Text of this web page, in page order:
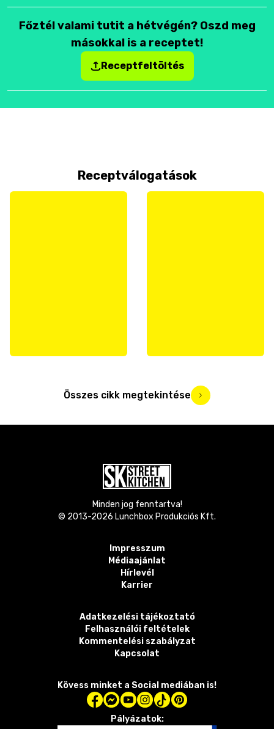
Főztél valami tutit a hétvégén? Oszd meg
másokkal is a receptet!
Receptfeltöltés
Receptválogatások
Összes cikk megtekintése
Minden jog fenntartva!
© 2013-2026 Lunchbox Produkciós Kft.
Impresszum
Médiaajánlat
Hírlevél
Karrier
Adatkezelési tájékoztató
Felhasználói feltételek
Kommentelési szabályzat
Kapcsolat
Kövess minket a Social mediában is!
Pályázatok: